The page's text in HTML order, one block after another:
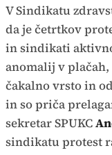
V Sindikatu
da je četrtkov
in sindikati
anomalij v
čakalno vrsto in
in so priča
sekretar SPUKC
sindikatu protest